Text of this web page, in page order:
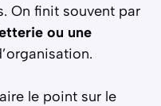
On finit souvent par
ou une
le point sur le